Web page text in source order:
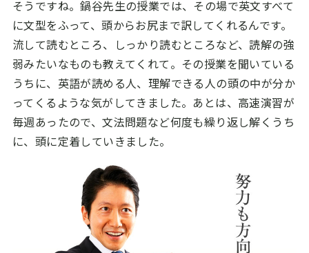
そうですね。鍋谷先生の授業では、その場で英文すべて
に文型をふって、頭からお尻まで訳してくれるんです。
流して読むところ、しっかり読むところなど、読解の強
弱みたいなものも教えてくれて。その授業を聞いている
うちに、英語が読める人、理解できる人の頭の中が分か
ってくるような気がしてきました。あとは、高速演習が
毎週あったので、文法問題など何度も繰り返し解くうち
に、頭に定着していきました。